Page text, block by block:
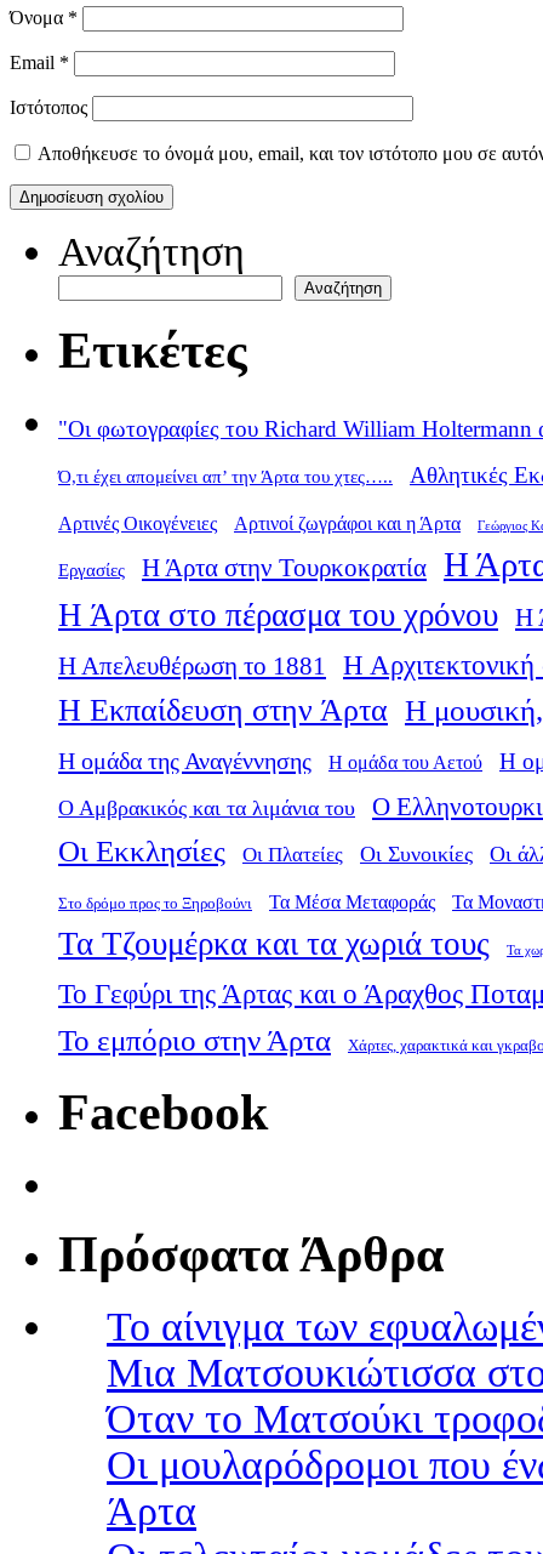
Όνομα *
Email *
Ιστότοπος
Αποθήκευσε το όνομά μου, email, και τον ιστότοπο μου σε
Αναζήτηση
Αναζήτηση
Ετικέτες
"Οι φωτογραφίες του Richard William Holtermann
Ό,τι έχει απομείνει απ’ την Άρτα του χτες….. Αθλητικές
Αρτινές Οικογένειες Αρτινοί ζωγράφοι και η Άρτα Γεώργιος
Εργασίες Η Άρτα στην Τουρκοκρατία Η
Η Άρτα στο πέρασμα του χρόνου Η
Η Απελευθέρωση το 1881
Η
Η Εκπαίδευση στην Άρτα Η μουσική,
Η ομάδα της Αναγέννησης Η ομάδα του Αετού Η
Ο Αμβρακικός και τα λιμάνια του Ο
Οι Εκκλησίες Οι Πλατείες Οι Συνοικίες Οι
Στο δρόμο προς το Ξηροβούνι Τα Μέσα Μεταφοράς Τα
Τα Τζουμέρκα και τα χωριά τους Τα
Το Γεφύρι της Άρτας και ο Άραχθος
Το εμπόριο στην Άρτα Χάρτες, χαρακτικά και
Facebook
Πρόσφατα Άρθρα
Το αίνιγμα των
Μια Ματσουκιώτισσα
Όταν το Ματσούκι
Οι μουλαρόδρομοι που
Άρτα